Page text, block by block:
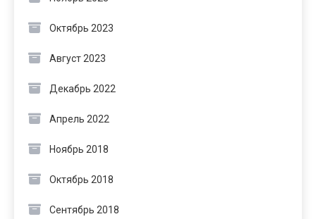
Октябрь 2023
Август 2023
Декабрь 2022
Апрель 2022
Ноябрь 2018
Октябрь 2018
Сентябрь 2018